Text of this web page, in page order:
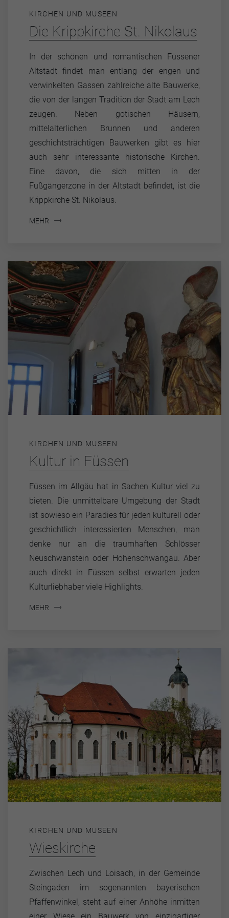
KIRCHEN UND MUSEEN
Die Krippkirche St. Nikolaus
In der schönen und romantischen Füssener
Altstadt findet man entlang der engen und
verwinkelten Gassen zahlreiche alte Bauwerke,
die von der langen Tradition der Stadt am Lech
zeugen. Neben gotischen Häusern,
mittelalterlichen Brunnen und anderen
geschichtsträchtigen Bauwerken gibt es hier
auch sehr interessante historische Kirchen.
Eine davon, die sich mitten in der
Fußgängerzone in der Altstadt befindet, ist die
Krippkirche St. Nikolaus.
MEHR
KIRCHEN UND MUSEEN
Kultur in Füssen
Füssen im Allgäu hat in Sachen Kultur viel zu
bieten. Die unmittelbare Umgebung der Stadt
ist sowieso ein Paradies für jeden kulturell oder
geschichtlich interessierten Menschen, man
denke nur an die traumhaften Schlösser
Neuschwanstein oder Hohenschwangau. Aber
auch direkt in Füssen selbst erwarten jeden
Kulturliebhaber viele Highlights.
MEHR
KIRCHEN UND MUSEEN
Wieskirche
Zwischen Lech und Loisach, in der Gemeinde
Steingaden im sogenannten bayerischen
Pfaffenwinkel, steht auf einer Anhöhe inmitten